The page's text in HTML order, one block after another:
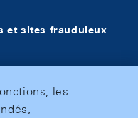
et sites frauduleux
les